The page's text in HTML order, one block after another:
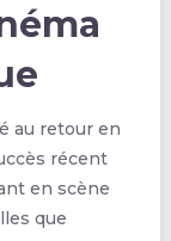
au retour en
récent
en scène
que